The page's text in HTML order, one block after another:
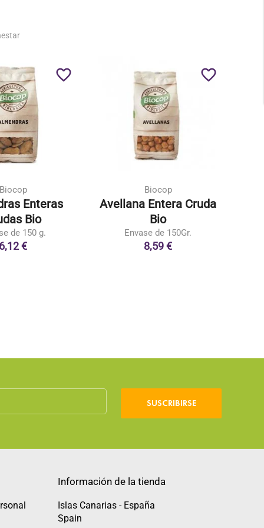
Biocop
Enteras
Bio
de 150 g.
6,12 €
favorite_border
Biocop
Avellana Entera Cruda
Bio
Envase de 150Gr.
8,59 €
favorite_border
SUSCRIBIRSE
Información de la tienda
Islas Canarias - España
Spain